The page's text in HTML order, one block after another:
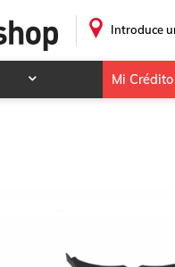
Introduce
Mi
Para Gmc B7 1994 -